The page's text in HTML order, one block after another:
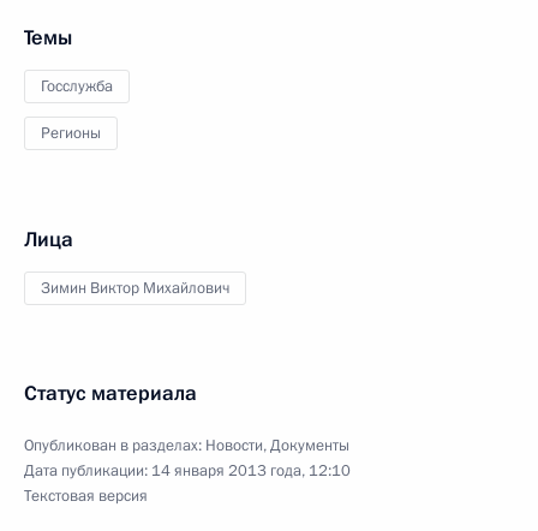
Темы
Госслужба
Регионы
Лица
Зимин Виктор Михайлович
Статус материала
Опубликован в разделах: Новости,Документы
Дата публикации: 14 января 2013 года, 12:10
Текстовая версия